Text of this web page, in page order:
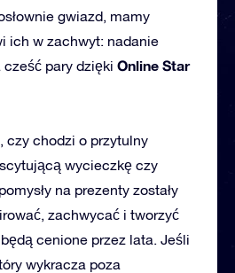
gwiazd, mamy
ich w zachwyt: nadanie
pary dzięki Online Star
czy chodzi o przytulny
wycieczkę czy
na prezenty zostały
zachwycać i tworzyć
cenione przez lata. Jeśli
wykracza poza